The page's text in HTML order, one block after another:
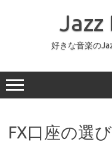
ッ
プ
Jazz
好きな音楽の
FX口座の選